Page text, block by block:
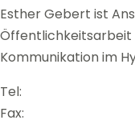
Esther Gebert ist
Öffentlichkeitsarbeit
Kommunikation im
Tel:
Fax: